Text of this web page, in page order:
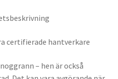
certifierade hantverkare
– hen är också